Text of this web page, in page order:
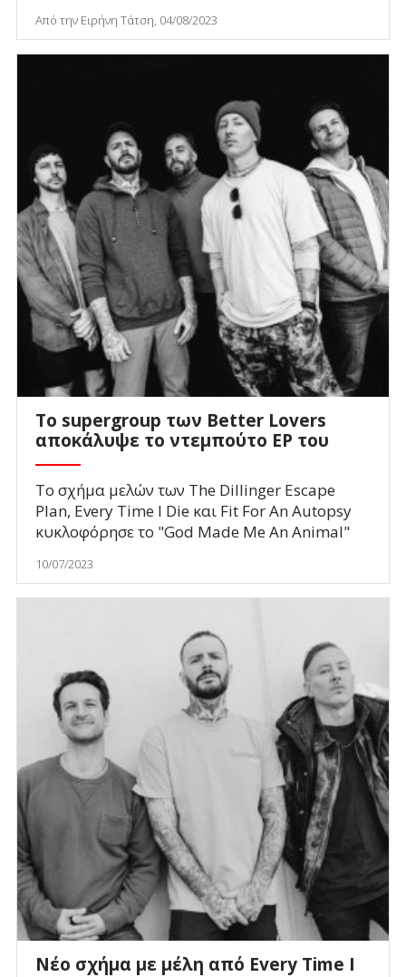
Από την Ειρήνη Τάτση, 04/08/2023
To supergroup των Better Lovers
αποκάλυψε το ντεμπούτο EP του
To σχήμα μελών των The Dillinger Escape
Plan, Every Time I Die και Fit For An Autopsy
κυκλοφόρησε το "God Made Me An Animal"
10/07/2023
Νέο σχήμα με μέλη από Every Time I